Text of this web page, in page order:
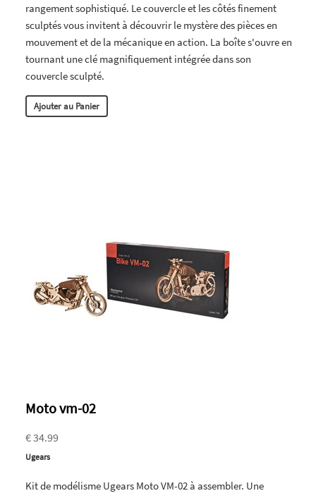
rangement sophistiqué. Le couvercle et les côtés finement
sculptés vous invitent à découvrir le mystère des pièces en
mouvement et de la mécanique en action. La boîte s'ouvre en
tournant une clé magnifiquement intégrée dans son
couvercle sculpté.
Ajouter au Panier
Moto vm-02
€ 34.99
Ugears
Kit de modélisme Ugears Moto VM-02 à assembler. Une